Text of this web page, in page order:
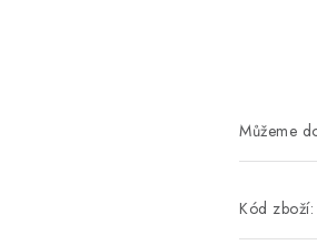
Kód zboží: